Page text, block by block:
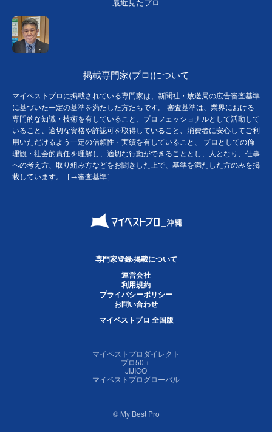
掲載専門家(プロ)について
マイベストプロに掲載されている専門家は、新聞社・放送局の広告審査基準
に基づいた一定の基準を満たした方たちです。 審査基準は、業界における
専門的な知識・技術を有していること、プロフェッショナルとして活動して
いること、適切な資格や許認可を取得していること、消費者に安心してご利
用いただけるよう一定の信頼性・実績を有していること、 プロとしての倫
理観・社会的責任を理解し、適切な行動ができることとし、人となり、仕事
への考え方、取り組み方などをお聞きした上で、基準を満たした方のみを掲
載しています。［→審査基準］
専門家登録·掲載について
運営会社
利用規約
プライバシーポリシー
お問い合わせ
マイベストプロ 全国版
マイベストプロダイレクト
プロ50＋
JIJICO
マイベストプログローバル
© My Best Pro